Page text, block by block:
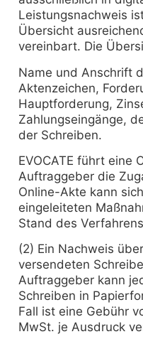
Leistungsnachweis
Übersicht
vereinbart. Die
Name und Anschrift
Aktenzeichen,
Hauptforderung,
Zahlungseingänge,
der Schreiben.
EVOCATE führt eine
Auftraggeber die
Online-Akte kann
eingeleiteten
Stand des
(2) Ein Nachweis
versendeten
Auftraggeber kann
Schreiben in
Fall ist eine Gebühr
MwSt. je Ausdruck